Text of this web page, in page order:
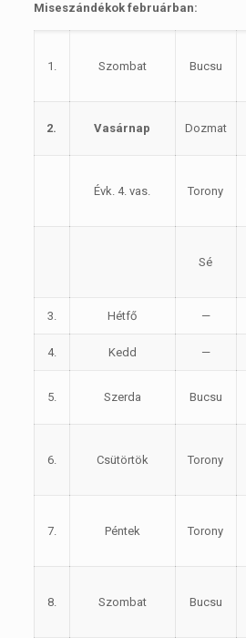
Miseszándékok februárban:
1. Szombat Bucsu
2. Vasárnap Dozmat
Évk. 4. vas. Torony
Sé
3. Hétfő —
4. Kedd —
5. Szerda Bucsu
6. Csütörtök Torony
7. Péntek Torony
8. Szombat Bucsu